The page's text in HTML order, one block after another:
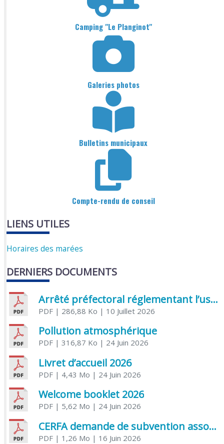
Camping "Le Planginot"
Galeries photos
Bulletins municipaux
Compte-rendu de conseil
LIENS UTILES
Horaires des marées
DERNIERS DOCUMENTS
Arrêté préfectoral réglementant l’usage de l’eau
PDF| 286,88 Ko | 10 Juillet 2026
Pollution atmosphérique
PDF| 316,87 Ko | 24 Juin 2026
Livret d’accueil 2026
PDF| 4,43 Mo | 24 Juin 2026
Welcome booklet 2026
PDF| 5,62 Mo | 24 Juin 2026
CERFA demande de subvention association
PDF| 1,26 Mo | 16 Juin 2026